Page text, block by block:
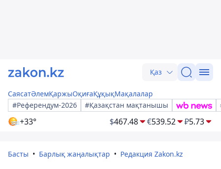
Қаз
СаясатӘлемҚаржыОқиғаҚұқықМақалалар
#Референдум-2026
#Қазақстан мақтанышы
+33° $467.48 €539.52 ₽5.73
Басты Барлық жаңалықтар Редакция Zakon.kz